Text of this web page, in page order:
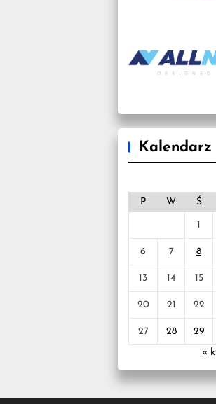
Kalendarz
P W Ś
1
6 7 8
13 14 15
20 21 22
27 28 29
«